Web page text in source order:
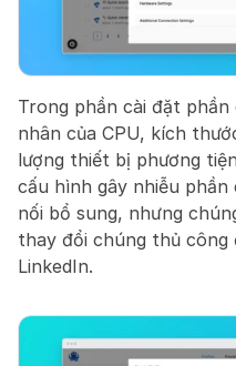
Trong phần cài đặt
nhân của CPU, kích
lượng thiết bị phương
cấu hình gây nhiễu
nối bổ sung, nhưng
thay đổi chúng thủ
LinkedIn.